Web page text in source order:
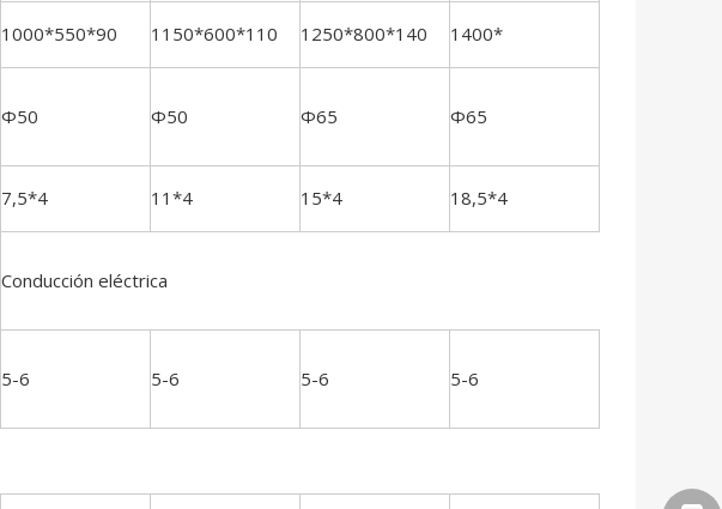
1000*550*90 1150*600*110 1250*800*140 1400*
Φ50 Φ50 Φ65 Φ65
7,5*4 11*4 15*4 18,5*4
Conducción eléctrica
5-6 5-6 5-6 5-6